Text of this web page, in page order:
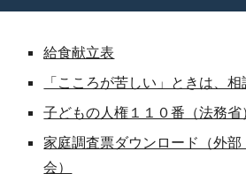
給食献立表
「こころが苦しい」ときは、相
子どもの人権１１０番（法務省
家庭調査票ダウンロード（外
会）